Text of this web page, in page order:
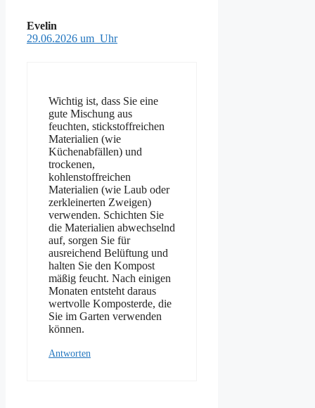
Evelin
29.06.2026 um Uhr
Wichtig ist, dass Sie eine
gute Mischung aus
feuchten, stickstoffreichen
Materialien (wie
Küchenabfällen) und
trockenen,
kohlenstoffreichen
Materialien (wie Laub oder
zerkleinerten Zweigen)
verwenden. Schichten Sie
die Materialien abwechselnd
auf, sorgen Sie für
ausreichend Belüftung und
halten Sie den Kompost
mäßig feucht. Nach einigen
Monaten entsteht daraus
wertvolle Komposterde, die
Sie im Garten verwenden
können.
Antworten